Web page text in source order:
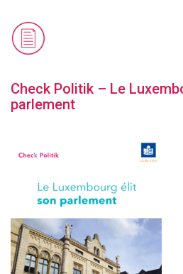
Check Politik – Le
parlement